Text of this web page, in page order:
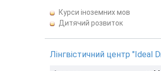
Курси іноземних мов
Дитячий розвиток
Лінгвістичний центр "Ideal